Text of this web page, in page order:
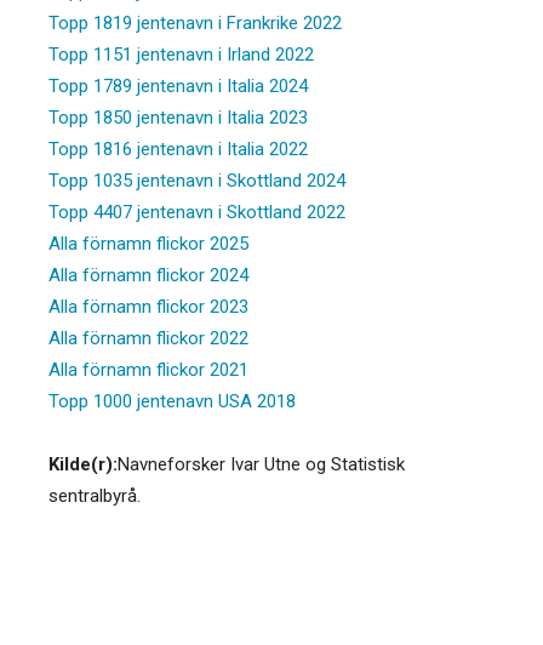
Topp 1819 jentenavn i Frankrike 2022
Topp 1151 jentenavn i Irland 2022
Topp 1789 jentenavn i Italia 2024
Topp 1850 jentenavn i Italia 2023
Topp 1816 jentenavn i Italia 2022
Topp 1035 jentenavn i Skottland 2024
Topp 4407 jentenavn i Skottland 2022
Alla förnamn flickor 2025
Alla förnamn flickor 2024
Alla förnamn flickor 2023
Alla förnamn flickor 2022
Alla förnamn flickor 2021
Topp 1000 jentenavn USA 2018
Kilde(r):Navneforsker Ivar Utne og Statistisk
sentralbyrå.